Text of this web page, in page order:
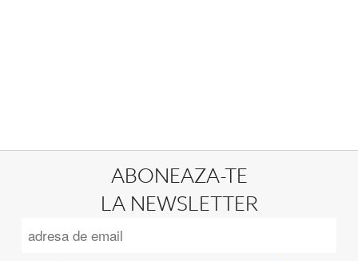
ABONEAZA-TE
LA NEWSLETTER